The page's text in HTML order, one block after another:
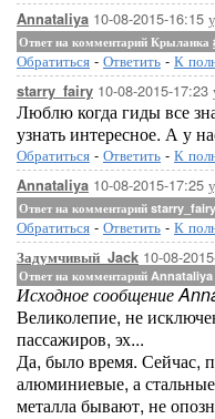
Annataliya 10-08-2015-16:15
Ответ на комментарий Крыланка
Обратиться - Ответить - К
starry_fairy 10-08-2015-17:23
Люблю когда гиды все
узнать интересное. А у
Обратиться - Ответить - К
Annataliya 10-08-2015-17:25
Ответ на комментарий starry_fairy
Обратиться - Ответить - К
Задумчивый_Jack 10-08-
Ответ на комментарий Annataliya
Исходное сообщение
Великолепие, не
пассажиров, эх...
Да, было время. Сейчас,
алюминиевые, а
металла бывают, не